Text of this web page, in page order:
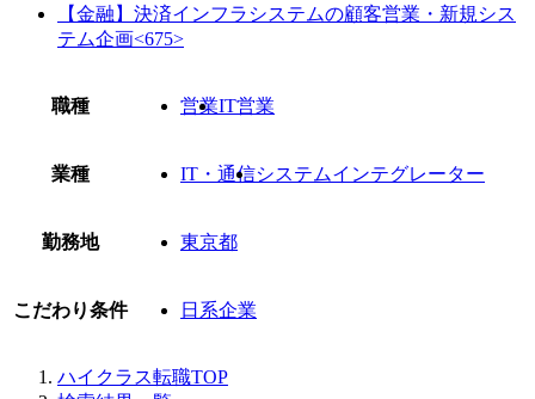
【金融】決済インフラシステムの顧客営業・新規シス
テム企画<675>
職種 営業IT営業
業種 IT・通信システムインテグレーター
勤務地 東京都
こだわり条件 日系企業
ハイクラス転職TOP